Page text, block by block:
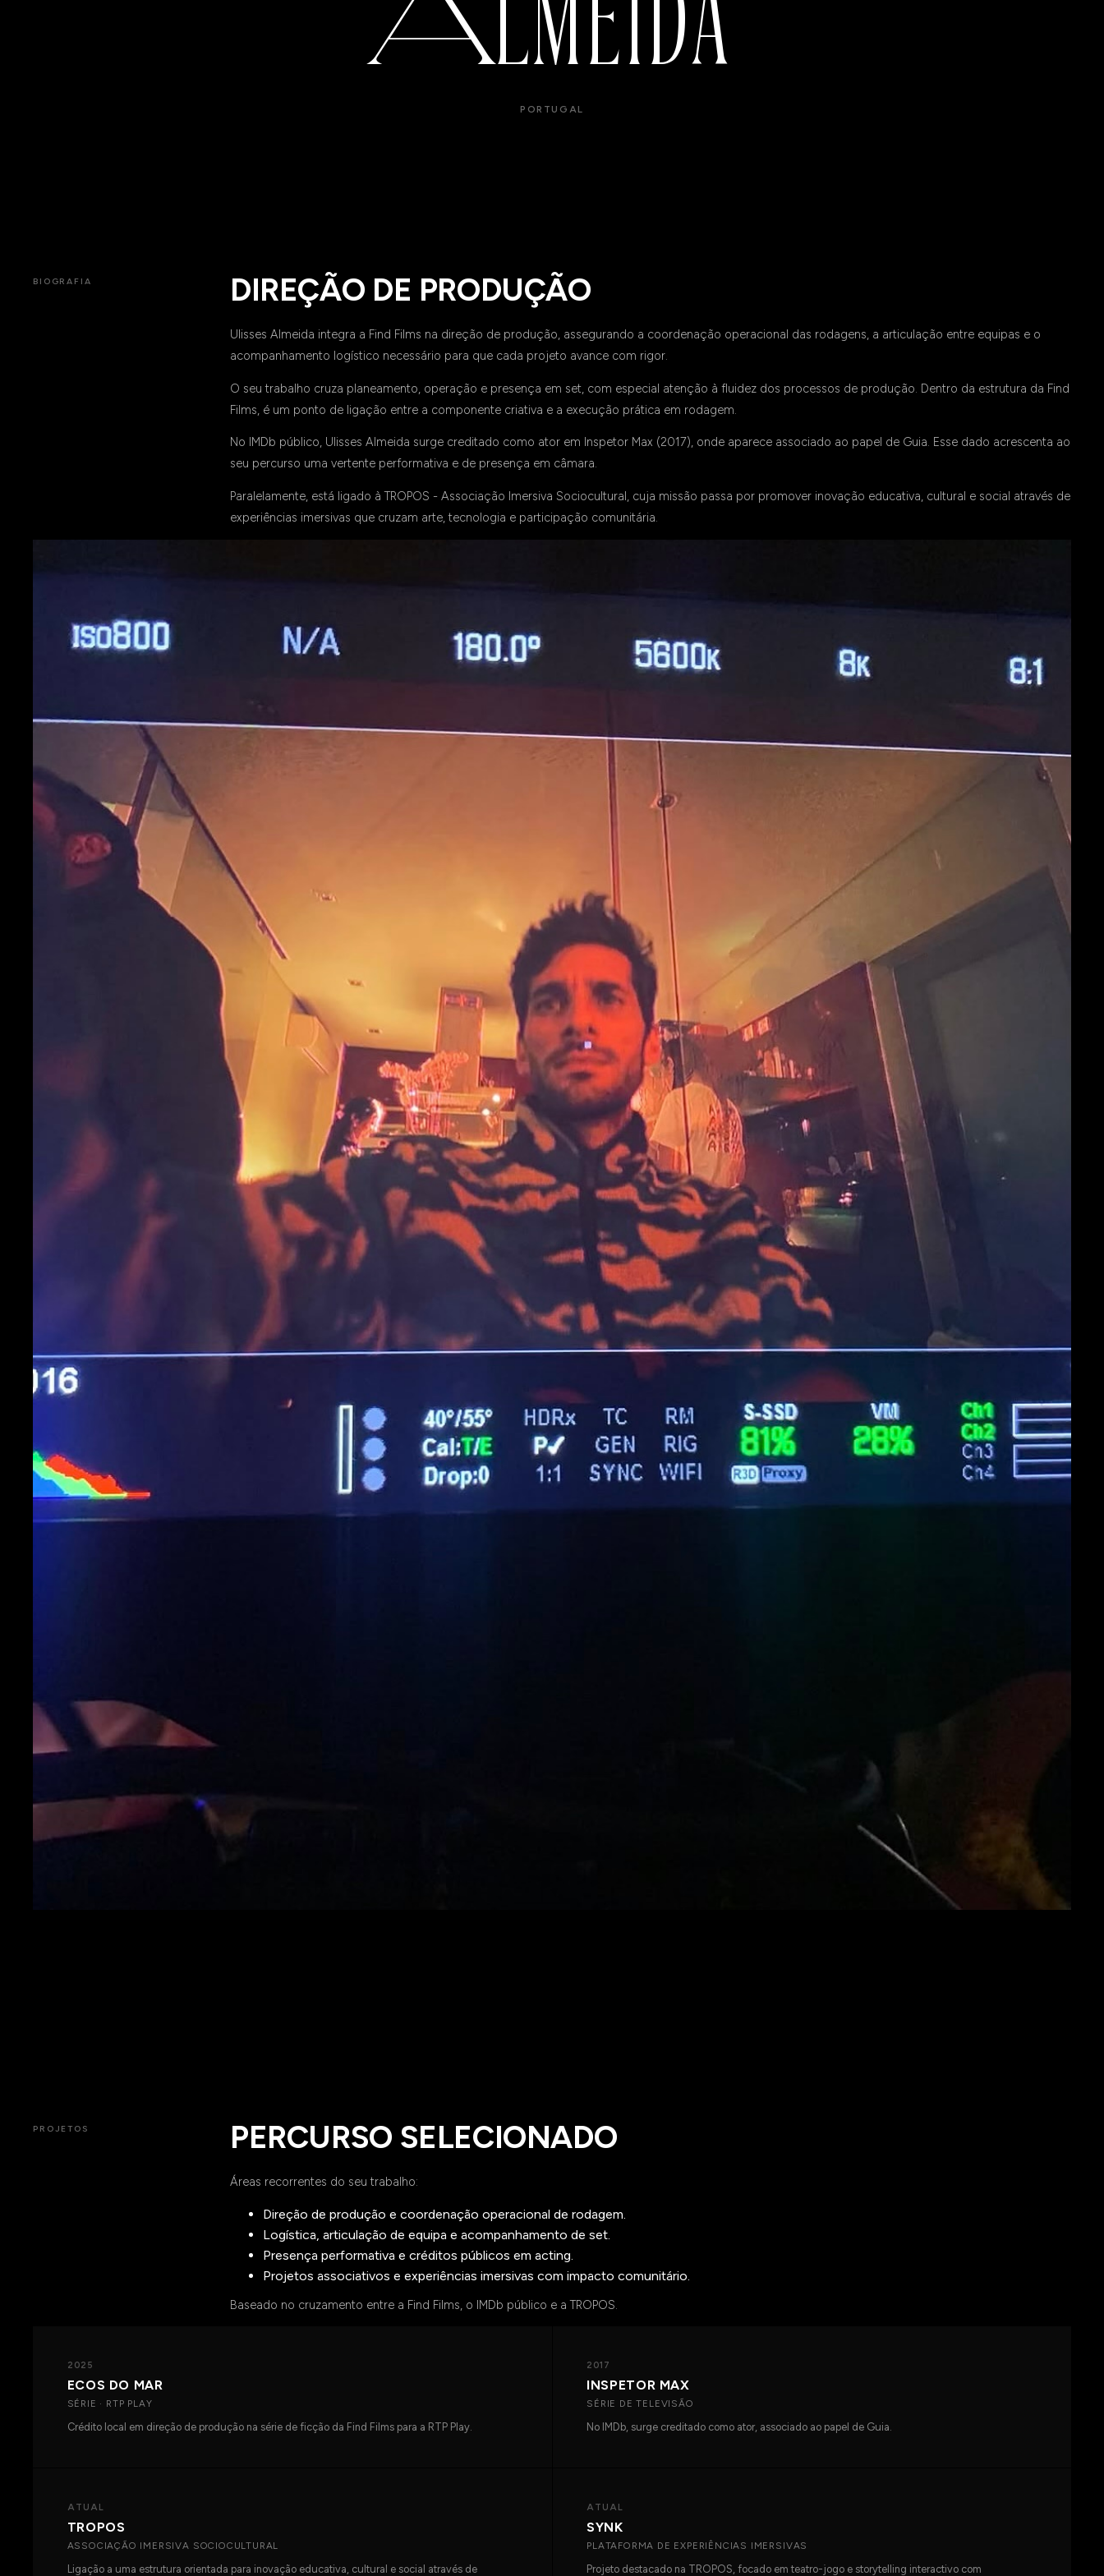
PORTUGAL
BIOGRAFIA DIREÇÃO DE PRODUÇÃO
Ulisses Almeida integra a Find Films na direção de produção, assegurando a coordenação operacional das rodagens, a articulação entre equipas e o
acompanhamento logístico necessário para que cada projeto avance com rigor.
O seu trabalho cruza planeamento, operação e presença em set, com especial atenção à fluidez dos processos de produção. Dentro da estrutura da Find
Films, é um ponto de ligação entre a componente criativa e a execução prática em rodagem.
No IMDb público, Ulisses Almeida surge creditado como ator em Inspetor Max (2017), onde aparece associado ao papel de Guia. Esse dado acrescenta ao
seu percurso uma vertente performativa e de presença em câmara.
Paralelamente, está ligado àTROPOS - Associação Imersiva Sociocultural, cuja missão passa por promover inovação educativa, cultural e social através de
experiências imersivas que cruzam arte, tecnologia e participação comunitária.
PROJETOS PERCURSO SELECIONADO
Áreas recorrentes do seu trabalho:
Direção de produção e coordenação operacional de rodagem.
Logística, articulação de equipa e acompanhamento de set.
Presença performativa e créditos públicos em acting.
Projetos associativos e experiências imersivas com impacto comunitário.
Baseado no cruzamento entre a Find Films, o IMDb público e aTROPOS.
2025
ECOS DO MAR
SÉRIE · RTP PLAY
Crédito local em direção de produção na série de ficção da Find Films para a RTP Play.
2017
INSPETOR MAX
SÉRIE DE TELEVISÃO
No IMDb, surge creditado como ator, associado ao papel de Guia.
ATUAL
TROPOS
ASSOCIAÇÃO IMERSIVA SOCIOCULTURAL
Ligação a uma estrutura orientada para inovação educativa, cultural e social através de
ATUAL
SYNK
PLATAFORMA DE EXPERIÊNCIAS IMERSIVAS
Projeto destacado na TROPOS, focado em teatro-jogo e storytelling interactivo com